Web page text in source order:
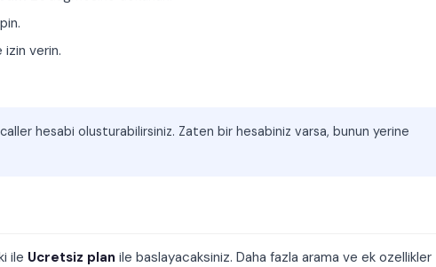
verin.
hesabi olusturabilirsiniz. Zaten bir hesabiniz varsa, bunun yerine
ile Ucretsiz plan ile baslayacaksiniz. Daha fazla arama ve ek ozellikler